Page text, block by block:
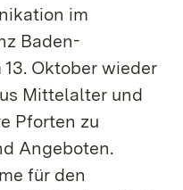
im
Baden-
Oktober wieder
Mittelalter und
Pforten zu
Angeboten.
für den